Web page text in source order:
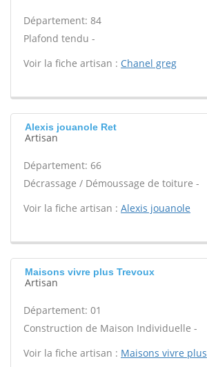
Département: 84
Plafond tendu -
Voir la fiche artisan : Chanel greg
Alexis jouanole Ret
Artisan
Département: 66
Décrassage / Démoussage de toiture -
Voir la fiche artisan : Alexis jouanole
Maisons vivre plus Trevoux
Artisan
Département: 01
Construction de Maison Individuelle -
Voir la fiche artisan : Maisons vivre plus